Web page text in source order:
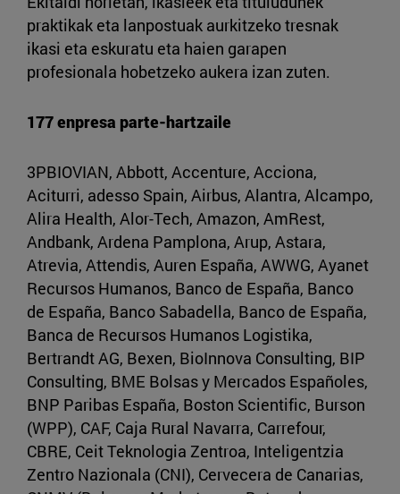
praktikak eta lanpostuak aurkitzeko tresnak
ikasi eta eskuratu eta haien garapen
profesionala hobetzeko aukera izan zuten.
177 enpresa parte-hartzaile
3PBIOVIAN, Abbott, Accenture, Acciona,
Aciturri, adesso Spain, Airbus, Alantra, Alcampo,
Alira Health, Alor-Tech, Amazon, AmRest,
Andbank, Ardena Pamplona, Arup, Astara,
Atrevia, Attendis, Auren España, AWWG, Ayanet
Recursos Humanos, Banco de España, Banco
de España, Banco Sabadella, Banco de España,
Banca de Recursos Humanos Logistika,
Bertrandt AG, Bexen, BioInnova Consulting, BIP
Consulting, BME Bolsas y Mercados Españoles,
BNP Paribas España, Boston Scientific, Burson
(WPP), CAF, Caja Rural Navarra, Carrefour,
CBRE, Ceit Teknologia Zentroa, Inteligentzia
Zentro Nazionala (CNI), Cervecera de Canarias,